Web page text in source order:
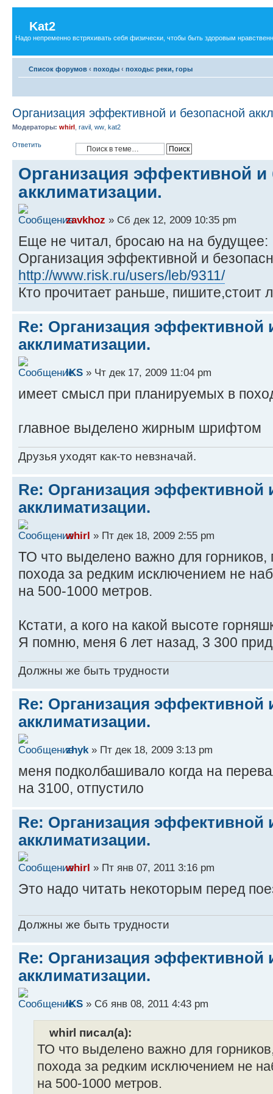
Kat2
Надо непременно встряхивать себя физически, чтобы быть здоровым
Список форумов ‹ походы ‹ походы: реки, горы
Организация эффективной и безопасной
Модераторы: whirl ravil ww kat2
Ответить
Организация эффективной и
акклиматизации.
zavkhoz » Сб дек 12, 2009 10:35 pm
Еще не читал, бросаю на на будущее:
Организация эффективной и
http://www.risk.ru/users/leb/9311/
Кто прочитает раньше, пишите,стоит
Re: Организация эффективной
акклиматизации.
IKS » Чт дек 17, 2009 11:04 pm
имеет смысл при планируемых в
главное выделено жирным шрифтом
Друзья уходят как-то невзначай.
Re: Организация эффективной
акклиматизации.
whirl » Пт дек 18, 2009 2:55 pm
ТО что выделено важно для
похода за редким исключением не
на 500-1000 метров.
Кстати, а кого на какой высоте
Я помню, меня 6 лет назад, 3 300
Должны же быть трудности
Re: Организация эффективной
акклиматизации.
zhyk » Пт дек 18, 2009 3:13 pm
меня подколбашивало когда на
на 3100, отпустило
Re: Организация эффективной
акклиматизации.
whirl » Пт янв 07, 2011 3:16 pm
Это надо читать некоторым перед
Должны же быть трудности
Re: Организация эффективной
акклиматизации.
IKS » Сб янв 08, 2011 4:43 pm
whirl писал(а):
ТО что выделено важно для
похода за редким исключением не
на 500-1000 метров.